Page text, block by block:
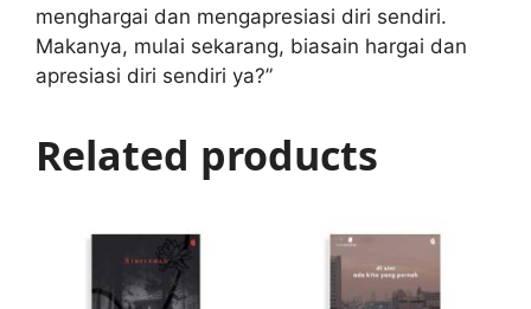
menghargai dan mengapresiasi diri sendiri.
Makanya, mulai sekarang, biasain hargai dan
apresiasi diri sendiri ya?”
Related products